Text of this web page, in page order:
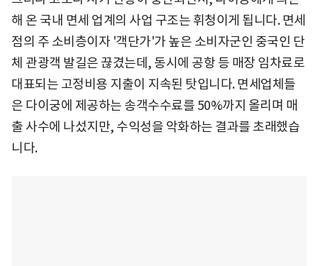
해 온 국내 면세 업계의 사업 구조는 휘청이게 됩니다. 면세
점의 주 소비층이자 '객단가'가 높은 소비자군인 중국인 단
체 관광객 발길은 끊겼는데, 동시에 공항 등 매장 임차료로
대표되는 고정비용 지출이 지속된 탓입니다. 면세업체들
은 다이궁에 제공하는 송객수수료를 50%까지 올리며 매
출 사수에 나섰지만, 수익성을 악화하는 결과를 초래했습
니다.